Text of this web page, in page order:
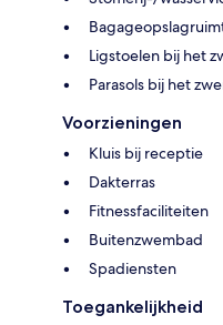
Ligstoelen bij het
Parasols bij het
Voorzieningen
Kluis bij receptie
Dakterras
Fitnessfaciliteiten
Buitenzwembad
Spadiensten
Toegankelijkheid